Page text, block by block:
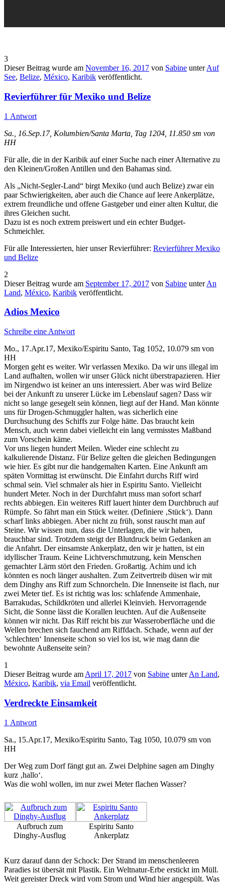
3
Dieser Beitrag wurde am November 16, 2017 von Sabine unterAuf
See, Belize, México, Karibik veröffentlicht.
Revierführer für Mexiko und Belize
1 Antwort
Sa., 16.Sep.17, Kolumbien/Santa Marta, Tag 1204, 11.850 sm von
HH
Für alle, die in der Karibik auf einer Suche nach einer Alternative zu
den Kleinen/Großen Antillen und den Bahamas sind.
Als „Nicht-Segler-Land“ birgt Mexiko (und auch Belize) zwar ein
paar Schwierigkeiten, aber auch die Chance auf leere Ankerplätze,
extrem freundliche und offene Gastgeber und einer alten Kultur, die
ihres Gleichen sucht.
Dazu ist es noch extrem preiswert und ein echter Budget-
Schmeichler.
Für alle Interessierten, hier unser Revierführer: Revierführer Mexiko
und Belize
2
Dieser Beitrag wurde am September 17, 2017 von Sabine unterAn
Land, México, Karibik veröffentlicht.
Adios Mexico
Schreibe eine Antwort
Mo., 17.Apr.17, Mexiko/Espiritu Santo, Tag 1052, 10.079 sm von
HH
Morgen geht es weiter. Wir verlassen Mexiko. Da wir uns illegal im
Land aufhalten, wollen wir unser Glück nicht überstrapazieren. Hier
im Nirgendwo ist keiner an uns interessiert. Aber was wird Belize
bei der Ankunft zu unserer Lücke im Lebenslauf sagen? Dass wir
nicht so lange gesegelt sein können, liegt auf der Hand. Man könnte
uns für Drogen-Schmuggler halten, was sicherlich eine
Durchsuchung des Schiffs zur Folge hätte. Das braucht kein
Mensch, auch wenn dabei vielleicht ein lang vermisstes Maßband
zum Vorschein käme.
Vor uns liegen hundert Meilen. Wieder eine schlecht zu
kalkulierende Distanz. Für Belize gelten die gleichen Bedingungen
wie hier. Es gibt nur die handgemalten Karten. Eine Ankunft am
späten Vormittag ist erwünscht. Die Einfahrt durchs Riff wird
schmal sein. Viel schmaler als hier in Espiritu Santo. Vielleicht
hundert Meter. Noch in der Durchfahrt muss man sofort scharf
rechts abbiegen. Ein weiteres Riff lauert hinter dem Durchbruch auf
Rümpfe. So fährt man ein Stück weiter. (Definiere ‚Stück‘). Dann
scharf links abbiegen. Aber nicht zu früh, sonst rauscht man auf
Steine. Wir wissen nun, dass die Unterlagen, die wir haben,
brauchbar sind. Trotzdem steigt der Blutdruck beim Gedanken an
die Anfahrt. Der einsamste Ankerplatz, den wir je hatten, ist ein
idyllischer Traum. Keine Lichtverschmutzung, kein Menschen
gemachter Lärm stört den Frieden. Großartig. Achim und ich
könnten es noch länger aushalten. Zum Zeitvertreib düsen wir mit
dem Dinghy ans Riff zum Schnorcheln. Die Innenseite ist flach, nur
zwei Meter tief. Es ist richtig was los: schlafende Ammenhaie,
Barrakudas, Schildkröten und allerlei Kleinvieh. Hervorragende
Sicht, die Sonne lässt die Korallen leuchten. Auf die Außenseite
können wir nicht. Das Riff reicht bis zur Wasseroberfläche und die
Wellen brechen sich fauchend am Riffdach. Schade, wenn auf der
’schlechten‘ Innenseite schon so viel los ist, wie mag dann die
bewohnte Außenseite sein?
1
Dieser Beitrag wurde am April 17, 2017 von Sabine unterAn Land,
México, Karibik, via Email veröffentlicht.
Verdreckte Einsamkeit
1 Antwort
Sa., 15.Apr.17, Mexiko/Espiritu Santo, Tag 1050, 10.079 sm von
HH
Der Weg zum Dorf fängt gut an. Zwei Delphine sagen am Dinghy
kurz ‚hallo‘.
Was die wohl wollen, im nur zwei Meter flachen Wasser?
Aufbruch zum
Dinghy-Ausflug
Espiritu Santo
Ankerplatz
Kurz darauf dann der Schock: Der Strand im menschenleeren
Paradies ist übersät mit Plastik. Ein Weltnatur-Erbe erstickt im Müll.
Weit gereister Dreck wird vom Strom und Wind hier angespült. Was